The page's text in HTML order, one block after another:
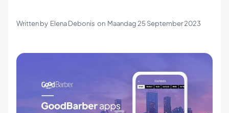
Written by Elena Debonis on Maandag 25 September 2023